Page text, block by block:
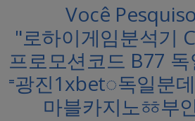
Você
"로하이게임분석기
프로모션코드 B77
⁼광진1xbet◌독일분
마블카지노ㆅ부